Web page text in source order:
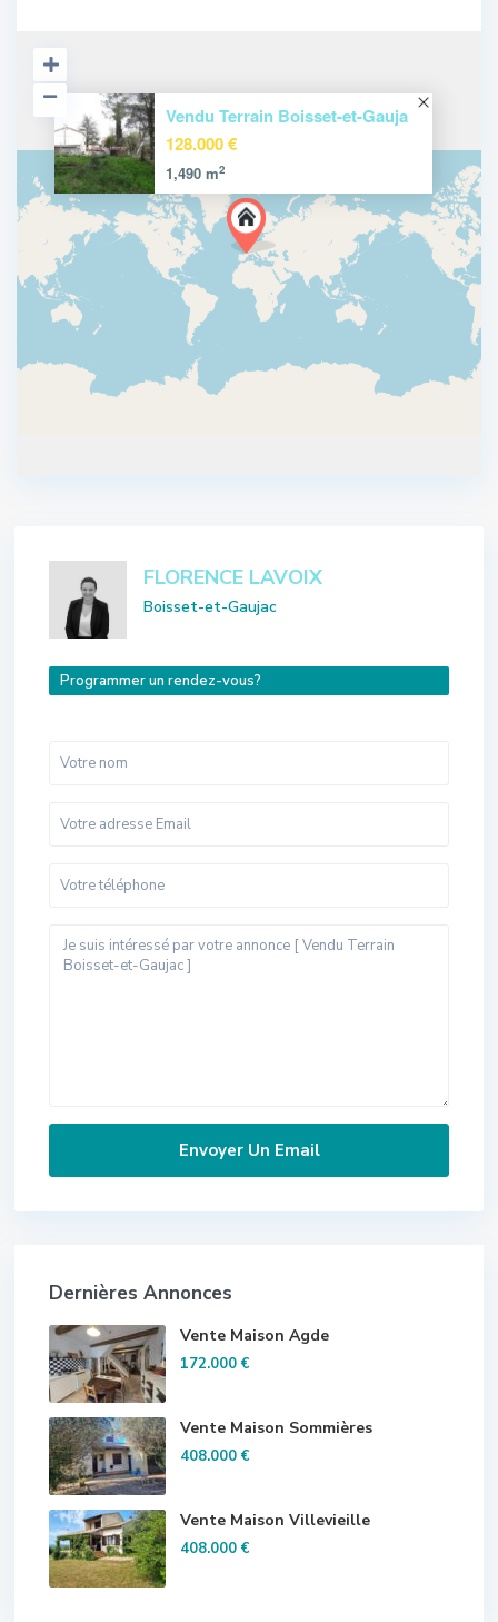
Vendu Terrain Boisset-et-Gauja
128.000 €
1,490 m2
FLORENCE LAVOIX
Boisset-et-Gaujac
Programmer un rendez-vous?
Dernières Annonces
Vente Maison Agde
172.000 €
Vente Maison Sommières
408.000 €
Vente Maison Villevieille
408.000 €